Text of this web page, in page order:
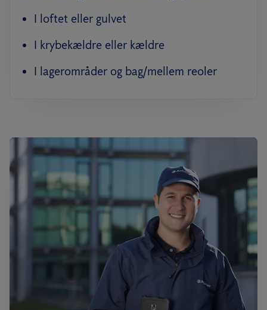
I loftet eller gulvet
I krybekældre eller kældre
I lagerområder og bag/mellem reoler